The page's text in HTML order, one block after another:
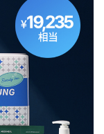
韓国トレンド
ドル
ッション
アイドル